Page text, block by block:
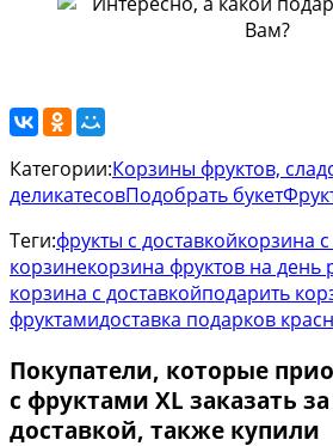
Категории:Корзины фруктов,
деликатесовПодобрать букет
Теги:фрукты с доставкойкорзина
корзинекорзина фруктов на день
корзина с доставкойподарить
фруктамидоставка подарков
Покупатели, которые
с фруктами XL заказать за
доставкой, также купили